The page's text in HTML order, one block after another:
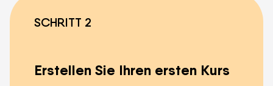
SCHRITT 2
Erstellen Sie Ihren ersten Kurs